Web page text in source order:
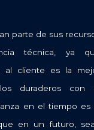
parte de sus
técnica, ya
al cliente es la
duraderos con
en el tiempo es
en un futuro,